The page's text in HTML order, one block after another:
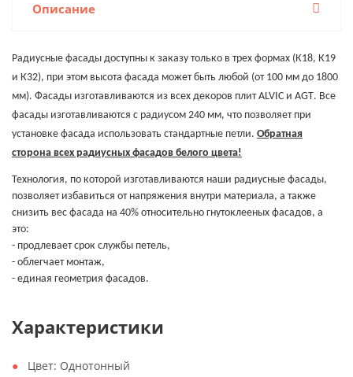
Описание
Радиусные фасады доступны к заказу только в трех формах (К18, К19
и К32), при этом высота фасада может быть любой (от 100 мм до 1800
мм). Фасады изготавливаются из всех декоров плитALVIC и AGT. Все
фасады изготавливаются с радиусом 240 мм, что позволяет при
установке фасада использовать стандартные петли. Обратная
сторона всех радиусных фасадов белого цвета!
Технология, по которой изготавливаются наши радиусные фасады,
позволяет избавиться от напряжения внутри материала, а также
снизить вес фасада на 40% относительно гнутоклееных фасадов, а
это:
- продлевает срок службы петель,
- облегчает монтаж,
- единая геометрия фасадов.
Характеристики
Цвет: Однотонный